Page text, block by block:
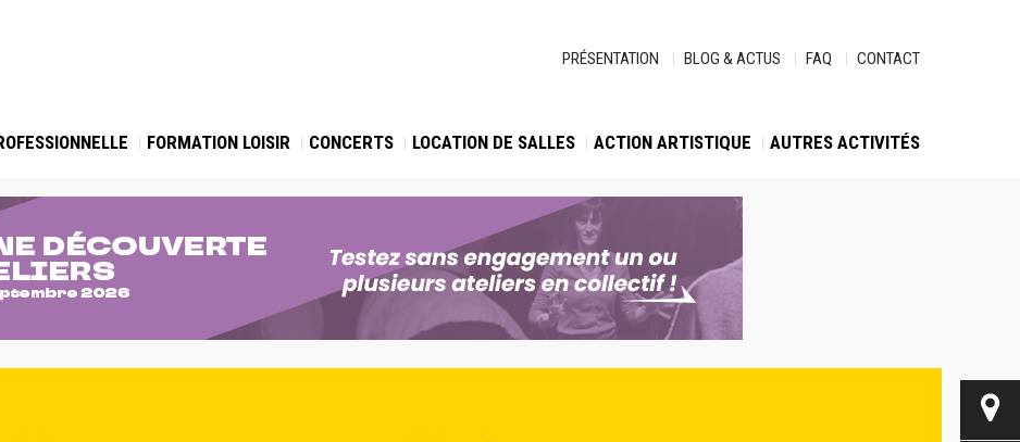
PRÉSENTATION BLOG & ACTUS FAQ CONTACT
FORMATION LOISIR CONCERTS LOCATION DE SALLES ACTION ARTISTIQUE AUTRES ACTIVITÉS